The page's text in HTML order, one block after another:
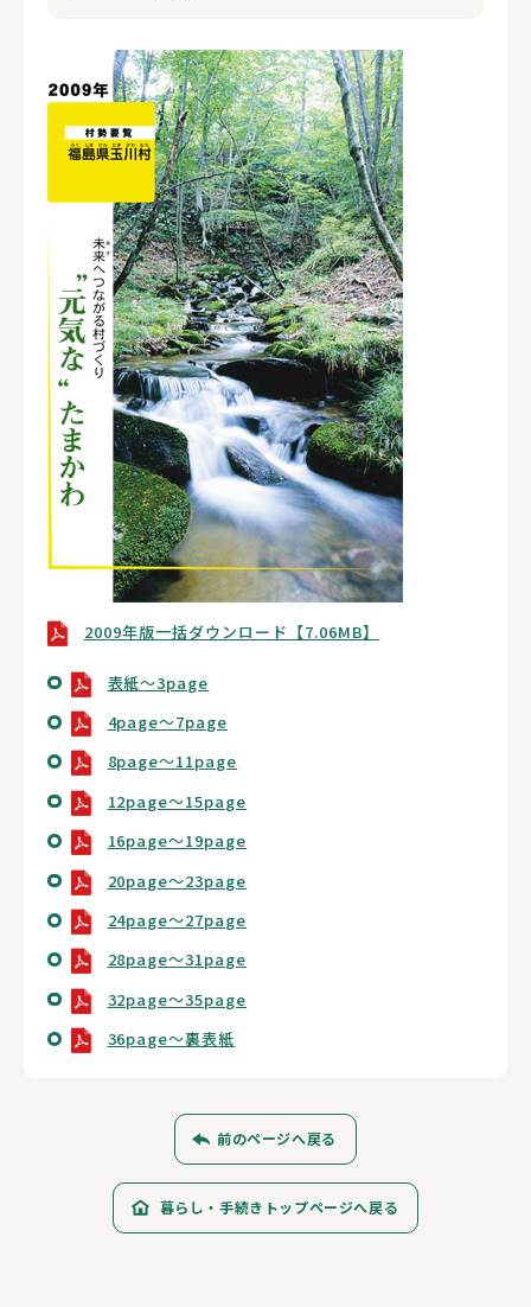
2009年版一括ダウンロード【7.06MB】
表紙～3page
4page～7page
8page～11page
12page～15page
16page～19page
20page～23page
24page～27page
28page～31page
32page～35page
36page～裏表紙
前のページへ戻る
暮らし・手続きトップページへ戻る